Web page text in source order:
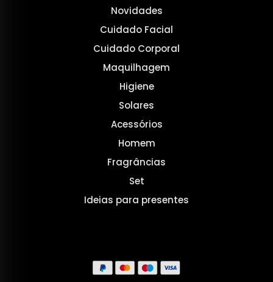
Novidades
Cuidado Facial
Cuidado Corporal
Maquilhagem
Higiene
Solares
Acessórios
Homem
Fragrâncias
Set
Ideias para presentes